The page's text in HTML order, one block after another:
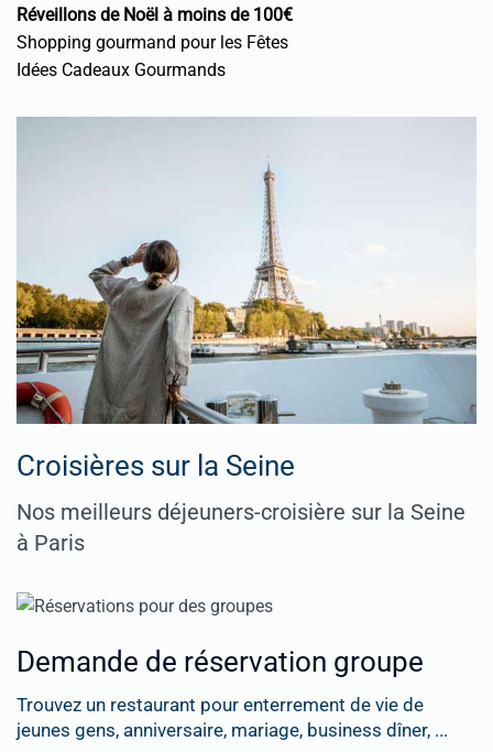
Réveillons de Noël à moins de 100€
Shopping gourmand pour les Fêtes
Idées Cadeaux Gourmands
Croisières sur la Seine
Nos meilleurs déjeuners-croisière sur la Seine
à Paris
Demande de réservation groupe
Trouvez un restaurant pour enterrement de vie de
jeunes gens, anniversaire, mariage, business dîner, ...